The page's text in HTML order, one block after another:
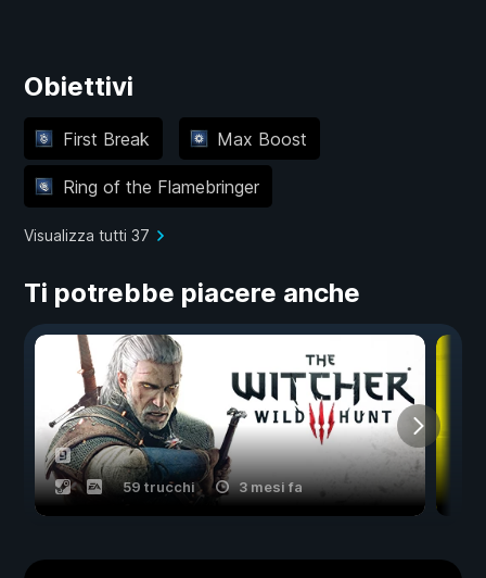
Obiettivi
First Break Max Boost
Ring of the Flamebringer
Visualizza tutti 37
Ti potrebbe piacere anche
59 trucchi 3 mesi fa